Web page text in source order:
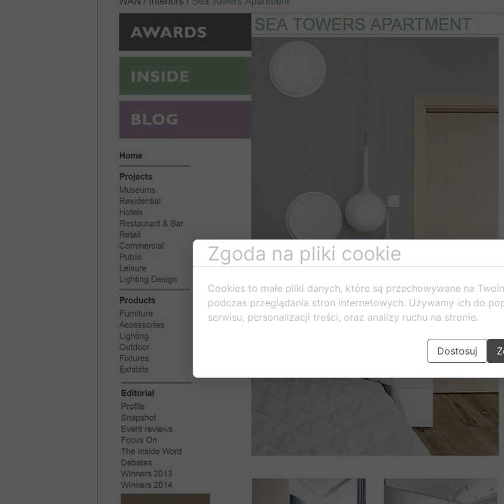
Zgoda na pliki cookie
Cookies to małe pliki danych, które są przechowywane na
podczas przeglądania stron internetowych. Używamy ich do
serwisu, personalizacji treści, oraz analizy ruchu na stronie.
Dostosuj